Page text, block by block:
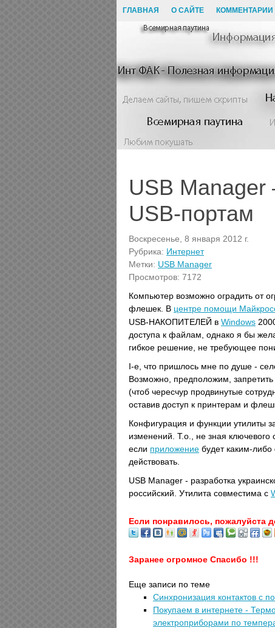
ГЛАВНАЯ О САЙТЕ КОММЕНТАРИИ
USB Manager
USB-портам
Воскресенье, 8 января 2012 г.
Рубрика: Интернет
Метки: USB Manager
Просмотров: 7172
Компьютер возможно оградить от
флешек. В центре помощи
USB‐НАКОПИТЕЛЕЙ в Windows
доступа к файлам, однако я бы
гибкое решение, не требующее
I-е, что пришлось мне по душе -
Возможно, предположим,
(чтоб чересчур продвинутые
оставив доступ к принтерам и
Конфигурация и функции утилиты
изменений. Т.о., не зная
если приложение будет
действовать.
USB Manager - разработка
российский. Утилита совместима с
Если понравилось, пожалуйста
Заранее огромное Спасибо !!!
Еще записи по теме
Синхронизация контактов с
Покупаем в интернете -
электроприборами по